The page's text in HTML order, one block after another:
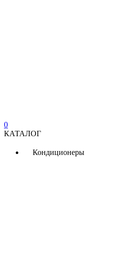
0
КАТАЛОГ
Кондиционеры